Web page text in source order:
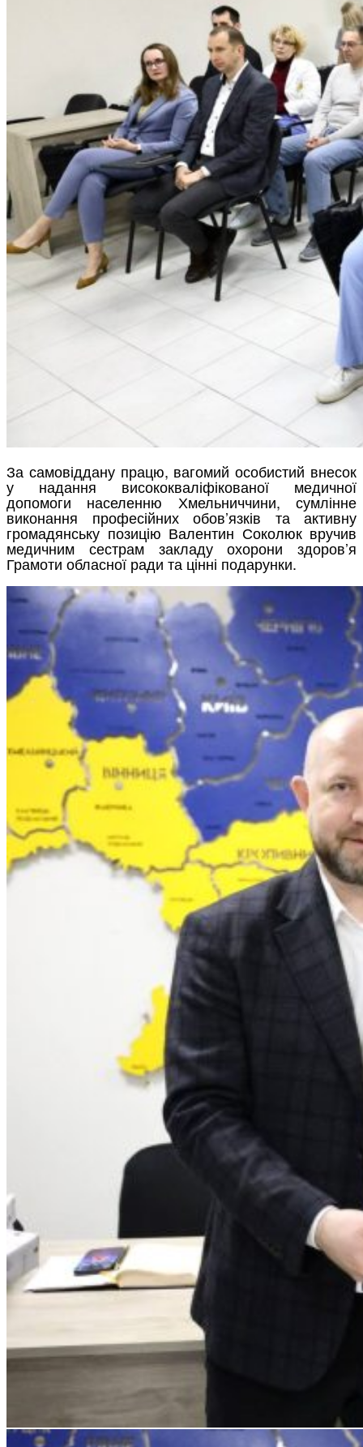
За самовіддану працю, вагомий особистий внесок
у надання висококваліфікованої медичної
допомоги населенню Хмельниччини, сумлінне
виконання професійних обов’язків та активну
громадянську позицію Валентин Соколюк вручив
медичним сестрам закладу охорони здоров’я
Грамоти обласної ради та цінні подарунки.